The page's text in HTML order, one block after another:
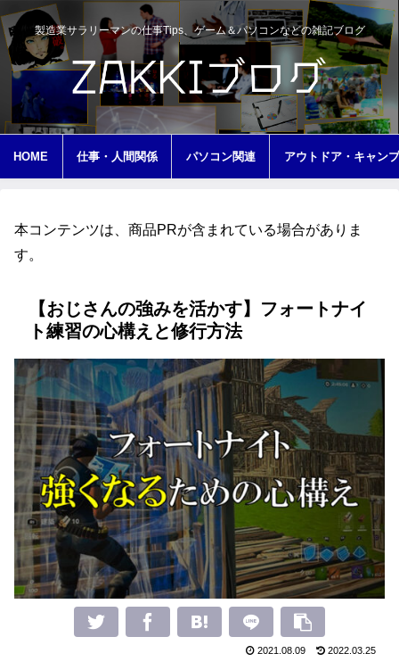
製造業サラリーマンの仕事Tips、ゲーム＆パソコンなどの雑記ブログ
HOME 仕事・人間関係 パソコン関連 アウトドア・キャンプ
本コンテンツは、商品PRが含まれている場合がありま
す。
【おじさんの強みを活かす】フォートナイ
ト練習の心構えと修行方法
2021.08.09 2022.03.25